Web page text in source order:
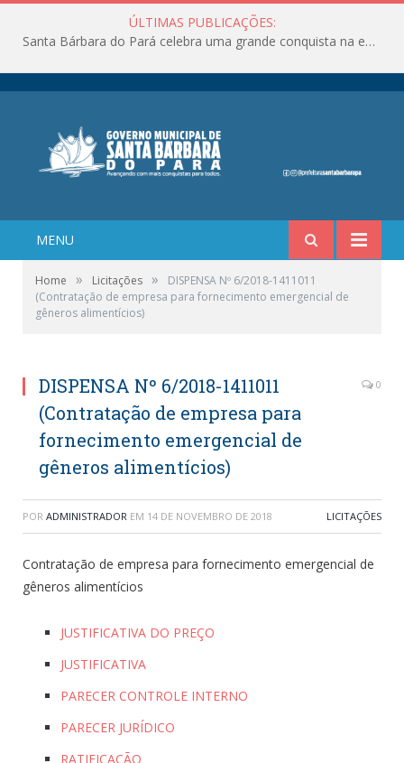
ÚLTIMAS PUBLICAÇÕES:
Santa Bárbara do Pará celebra uma grande conquista na educação!
MENU
Home » Licitações »
DISPENSA Nº 6/2018-1411011
(Contratação de empresa para fornecimento emergencial de
gêneros alimentícios)
DISPENSA Nº 6/2018-1411011
(Contratação de empresa para
fornecimento emergencial de
gêneros alimentícios)
0
POR ADMINISTRADOR EM 14 DE NOVEMBRO DE 2018 LICITAÇÕES
Contratação de empresa para fornecimento emergencial de
gêneros alimentícios
JUSTIFICATIVA DO PREÇO
JUSTIFICATIVA
PARECER CONTROLE INTERNO
PARECER JURÍDICO
RATIFICAÇÃO